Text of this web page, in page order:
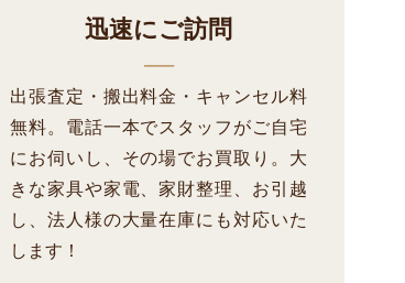
迅速にご訪問
出張査定・搬出料金・キャンセル料
無料。電話一本でスタッフがご自宅
にお伺いし、その場でお買取り。大
きな家具や家電、家財整理、お引越
し、法人様の大量在庫にも対応いた
します！